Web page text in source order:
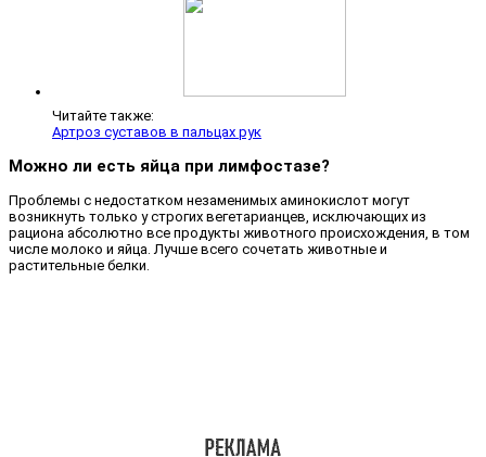
Читайте также:
Артроз суставов в пальцах рук
Можно ли есть яйца при лимфостазе?
Проблемы с недостатком незаменимых аминокислот могут
возникнуть только у строгих вегетарианцев, исключающих из
рациона абсолютно все продукты животного происхождения, в том
числе молоко и яйца. Лучше всего сочетать животные и
растительные белки.